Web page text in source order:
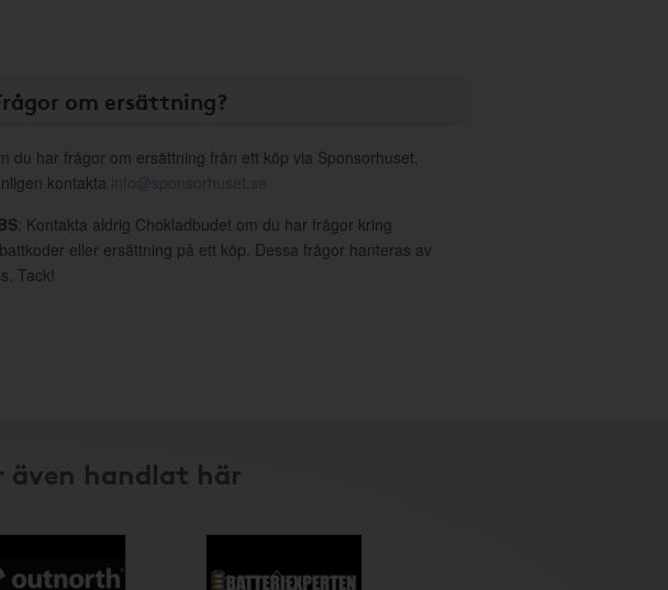
om ersättning?
du har frågor om ersättning från ett köp via Sponsorhuset,
kontakta info@sponsorhuset.se
: Kontakta aldrig Chokladbudet om du har frågor kring
eller ersättning på ett köp. Dessa frågor hanteras av
Tack!
även handlat här